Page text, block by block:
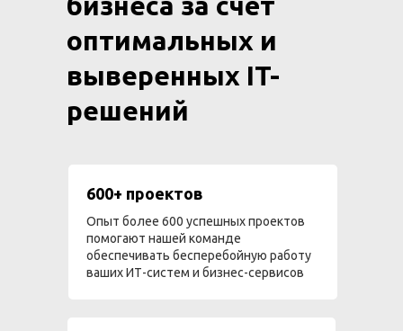
оптимальных и
выверенных IT-
решений
600+ проектов
Опыт более 600 успешных проектов
помогают нашей команде
обеспечивать бесперебойную работу
ваших ИТ-систем и бизнес-сервисов